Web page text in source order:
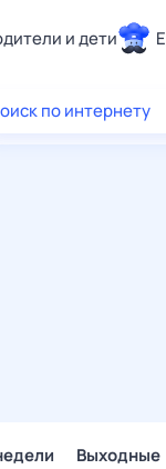
и дети
Здоровье
по интернету
Выходные